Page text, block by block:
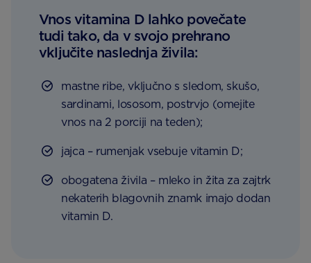
Vnos vitamina D lahko povečate
tudi tako, da v svojo prehrano
vključite naslednja živila:
mastne ribe, vključno s sledom, skušo,
sardinami, lososom, postrvjo (omejite
vnos na 2 porciji na teden);
jajca – rumenjak vsebuje vitamin D;
obogatena živila – mleko in žita za zajtrk
nekaterih blagovnih znamk imajo dodan
vitamin D.